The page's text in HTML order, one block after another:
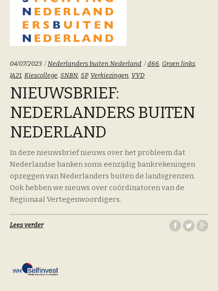
04/07/2023 Categoriën:
Nederlanders buiten Nederland Tags:
d66, Groen links,
JA21, Kiescollege, SNBN, SP, Verkiezingen, VVD
NIEUWSBRIEF:
NEDERLANDERS BUITEN
NEDERLAND
In deze nieuwsbrief nieuws over het probleem dat
Nederlandse banken soms eenzijdig bankrekeningen
opzeggen van Nederlanders buiten de landsgrenzen.
Ook hebben we nieuws over coördinatoren van de
Regionaal Vertegenwoordigers.
Lees verder